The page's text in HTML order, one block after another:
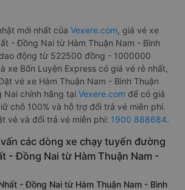
mới nhất của Vexere.com, giá vé xe
- Đồng Nai từ Hàm Thuận Nam - Bình
động từ 522500 đồng - 1000000
xe Bốn Luyện Express có giá vé rẻ nhất,
vé xe Hàm Thuận Nam - Bình Thuận
chính hãng tại Vexere.com để có giá
chỗ 100% và hỗ trợ đổi trả vé miễn phí.
vé và đổi trả vé miễn phí: 1900 888684.
các dòng xe chạy tuyến đường
- Đồng Nai từ Hàm Thuận Nam -
- Đồng Nai từ Hàm Thuận Nam - Bình